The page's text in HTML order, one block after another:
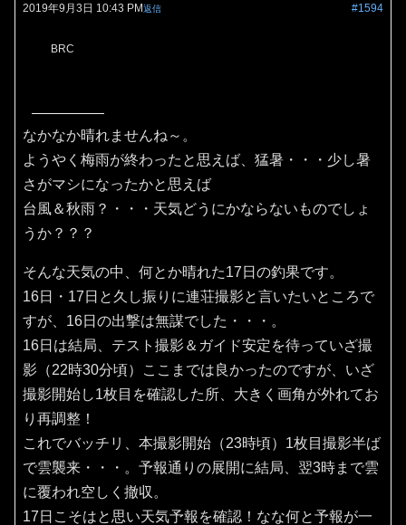
2019年9月3日 10:43 PM #1594
返信
BRC
なかなか晴れませんね～。
ようやく梅雨が終わったと思えば、猛暑・・・少し暑
さがマシになったかと思えば
台風＆秋雨？・・・天気どうにかならないものでしょ
うか？？？
そんな天気の中、何とか晴れた17日の釣果です。
16日・17日と久し振りに連荘撮影と言いたいところで
すが、16日の出撃は無謀でした・・・。
16日は結局、テスト撮影＆ガイド安定を待っていざ撮
影（22時30分頃）ここまでは良かったのですが、いざ
撮影開始し1枚目を確認した所、大きく画角が外れてお
り再調整！
これでバッチリ、本撮影開始（23時頃）1枚目撮影半ば
で雲襲来・・・。予報通りの展開に結局、翌3時まで雲
に覆われ空しく撤収。
17日こそはと思い天気予報を確認！なな何と予報が一